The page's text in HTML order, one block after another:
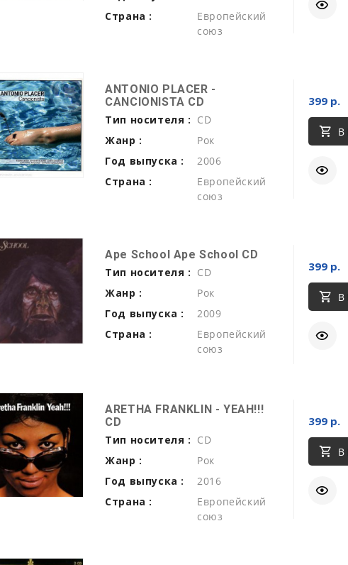
Страна :
Европейский
союз
ANTONIO PLACER -
CANCIONISTA CD
Тип носителя : CD
Жанр :
Рок
Год выпуска :
2006
Страна :
Европейский
союз
399 р.
В
Ape School Ape School CD
Тип носителя : CD
Жанр :
Рок
Год выпуска :
2009
Страна :
Европейский
союз
399 р.
В
ARETHA FRANKLIN - YEAH!!!
CD
Тип носителя : CD
Жанр :
Рок
Год выпуска :
2016
Страна :
Европейский
союз
399 р.
В